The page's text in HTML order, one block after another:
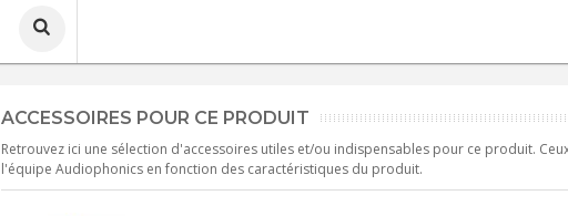
ACCESSOIRES POUR CE PRODUIT
Retrouvez ici une sélection d'accessoires utiles et/ou indispensables pour ce produit.
l'équipe Audiophonics en fonction des caractéristiques du produit.